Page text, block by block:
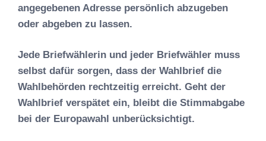
angegebenen Adresse persönlich abzugeben
oder abgeben zu lassen.
Jede Briefwählerin und jeder Briefwähler muss
selbst dafür sorgen, dass der Wahlbrief die
Wahlbehörden rechtzeitig erreicht. Geht der
Wahlbrief verspätet ein, bleibt die Stimmabgabe
bei der Europawahl unberücksichtigt.